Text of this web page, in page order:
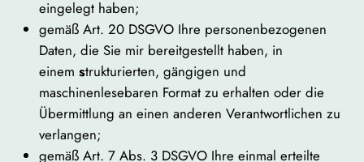
eingelegt haben;
gemäß Art. 20 DSGVO Ihre personenbezogenen
Daten, die Sie mir bereitgestellt haben, in
einem strukturierten, gängigen und
maschinenlesebaren Format zu erhalten oder die
Übermittlung an einen anderen Verantwortlichen zu
verlangen;
gemäß Art. 7 Abs. 3 DSGVO Ihre einmal erteilte